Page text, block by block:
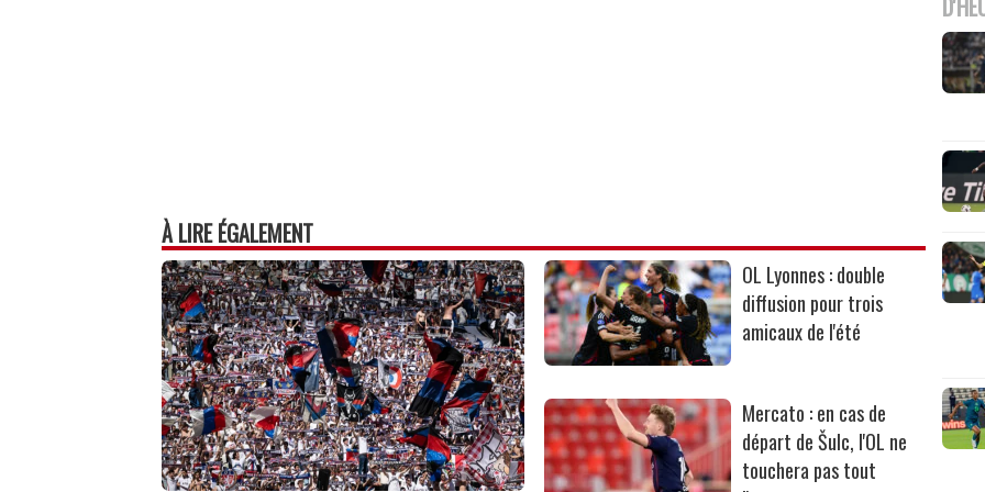
À LIRE ÉGALEMENT
OL Lyonnes : double
diffusion pour trois
amicaux de l'été
Mercato : en cas de
départ de Šulc, l'OL ne
touchera pas tout